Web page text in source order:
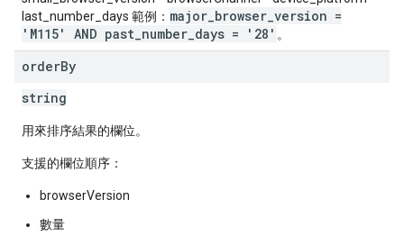
last_number_days 範例： major_browser_version =
'M115' AND past_number_days = '28' 。
orderBy
string
用來排序結果的欄位。
支援的欄位順序：
browserVersion
數量